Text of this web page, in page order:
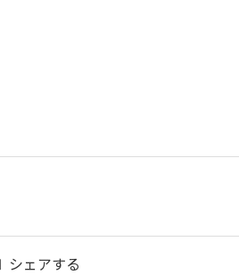
シェアする